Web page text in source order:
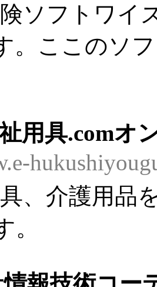
ソフトワイ
。ここのソ
用具.comオ
、介護用品
。